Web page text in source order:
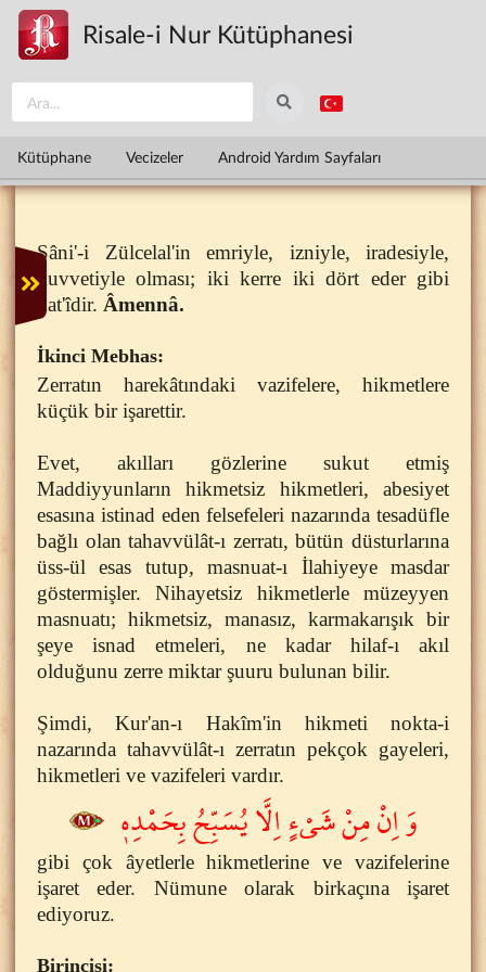
Ana içeriğe atla
Risale-i Nur Kütüphanesi
Kütüphane Vecizeler Android Yardım Sayfaları
Sâni'-i Zülcelal'in emriyle, izniyle, iradesiyle,
kuvvetiyle olması; iki kerre iki dört eder gibi
kat'îdir. Âmennâ.
İkinci Mebhas:
Zerratın harekâtındaki vazifelere, hikmetlere
küçük bir işarettir.
Evet, akılları gözlerine sukut etmiş
Maddiyyunların hikmetsiz hikmetleri, abesiyet
esasına istinad eden felsefeleri nazarında tesadüfle
bağlı olan tahavvülât-ı zerratı, bütün düsturlarına
üss-ül esas tutup, masnuat-ı İlahiyeye masdar
göstermişler. Nihayetsiz hikmetlerle müzeyyen
masnuatı; hikmetsiz, manasız, karmakarışık bir
şeye isnad etmeleri, ne kadar hilaf-ı akıl
olduğunu zerre miktar şuuru bulunan bilir.
Şimdi, Kur'an-ı Hakîm'in hikmeti nokta-i
nazarında tahavvülât-ı zerratın pekçok gayeleri,
hikmetleri ve vazifeleri vardır.
وَ اِنْ مِنْ شَيْءٍ اِلَّا يُسَبِّحُ بِحَمْدِه۪
gibi çok âyetlerle hikmetlerine ve vazifelerine
işaret eder. Nümune olarak birkaçına işaret
ediyoruz.
Birincisi: